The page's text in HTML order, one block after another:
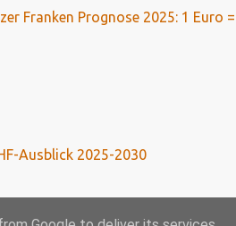
Franken Prognose 2025: 1 Euro =
Ausblick 2025-2030